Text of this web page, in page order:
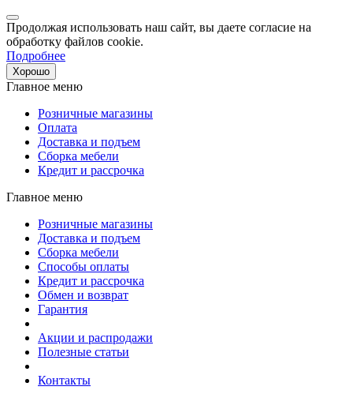
Продолжая использовать наш сайт, вы даете согласие на
обработку файлов cookie.
Подробнее
Хорошо
Главное меню
Розничные магазины
Оплата
Доставка и подъем
Сборка мебели
Кредит и рассрочка
Главное меню
Розничные магазины
Доставка и подъем
Сборка мебели
Способы оплаты
Кредит и рассрочка
Обмен и возврат
Гарантия
Акции и распродажи
Полезные статьи
Контакты